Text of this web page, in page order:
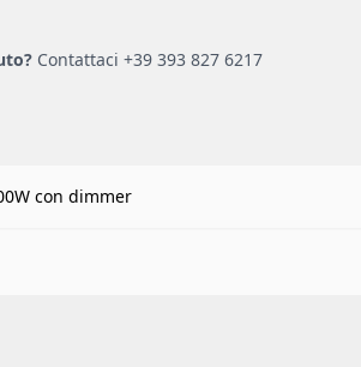
Contattaci +39 393 827 6217
con dimmer